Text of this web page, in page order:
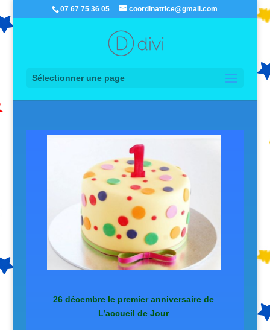
07 67 75 36 05 coordinatrice@gmail.com
Sélectionner une page
26 décembre le premier anniversaire de
L’accueil de Jour